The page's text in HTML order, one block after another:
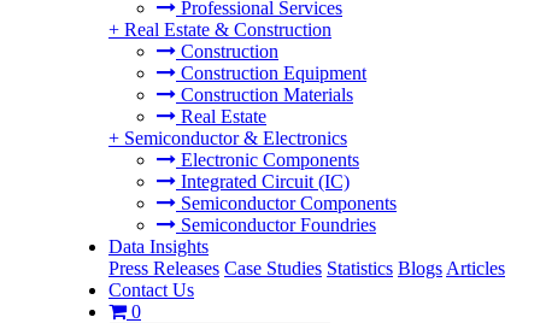
Professional Services
+ Real Estate & Construction
Construction
Construction Equipment
Construction Materials
Real Estate
+ Semiconductor & Electronics
Electronic Components
Integrated Circuit (IC)
Semiconductor Components
Semiconductor Foundries
Data Insights
Press Releases Case Studies Statistics Blogs Articles
Contact Us
0